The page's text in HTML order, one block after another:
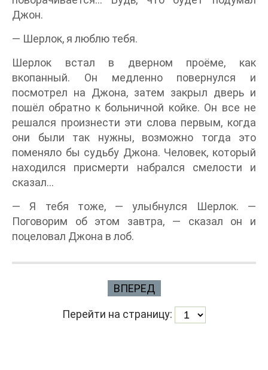
Джон.
— Шерлок, я люблю тебя.
Шерлок встал в дверном проёме, как
вкопанный. Он медленно повернулся и
посмотрел на Джона, затем закрыл дверь и
пошёл обратно к больничной койке. Он все не
решался произнести эти слова первым, когда
они были так нужны, возможно тогда это
поменяло бы судьбу Джона. Человек, который
находился присмерти набрался смелости и
сказал…
— Я тебя тоже, — улыбнулся Шерлок. —
Поговорим об этом завтра, — сказал он и
поцеловал Джона в лоб.
ВПЕРЕД
Перейти на страницу: